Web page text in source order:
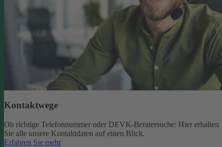
Kontaktwege
Ob richtige Telefonnummer oder DEVK-Beratersuche: Hier erhalten
Sie alle unsere Kontaktdaten auf einen Blick.
Erfahren Sie mehr